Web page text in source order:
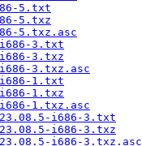
5.txt
5.txz
5.txz.asc
3.txt
3.txz
3.txz.asc
1.txt
1.txz
1.txz.asc
i686-3.txt
i686-3.txz
i686-3.txz.asc